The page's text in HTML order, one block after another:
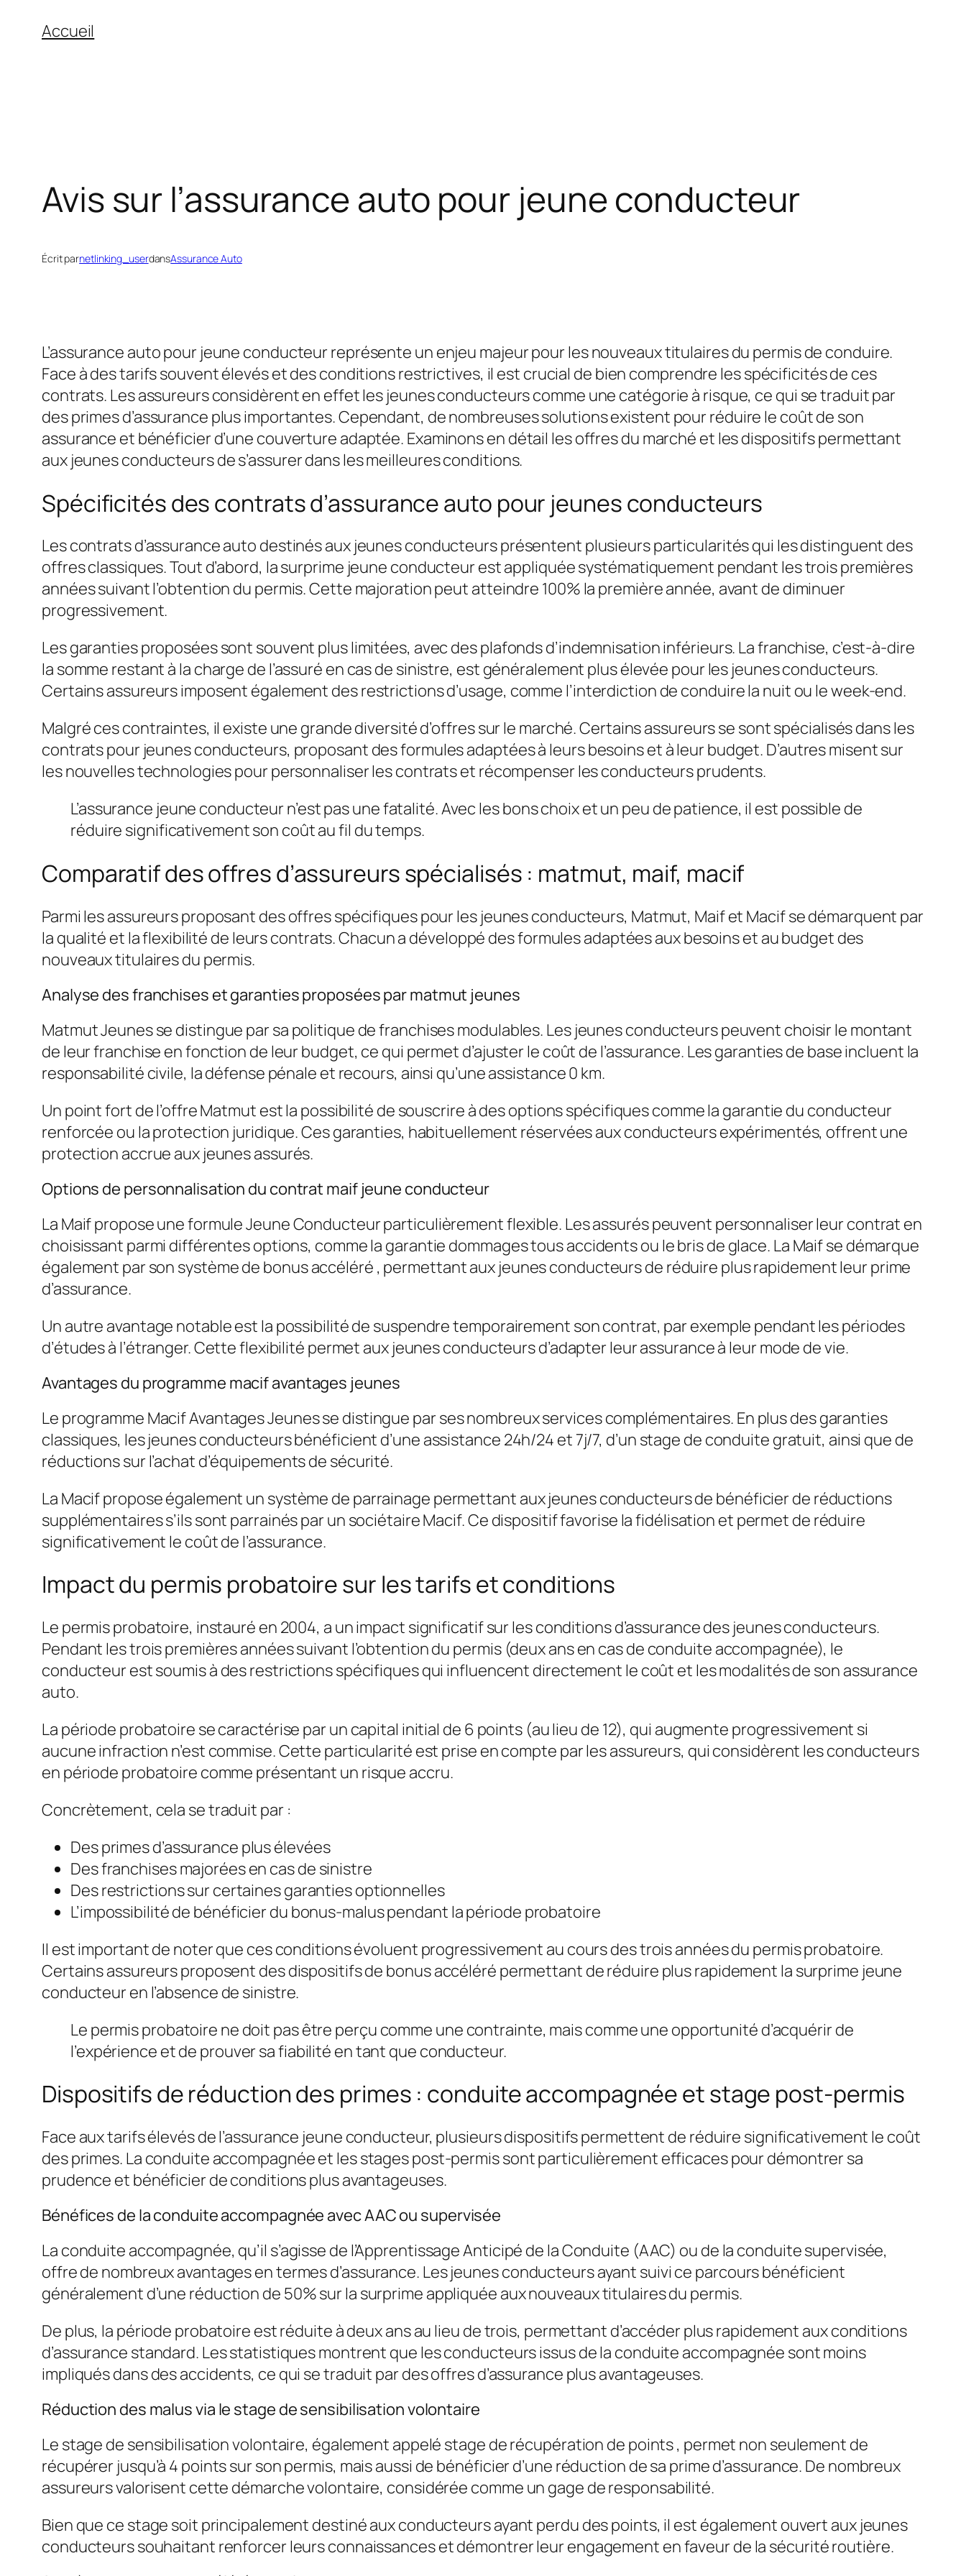
Accueil
Avis sur l’assurance auto pour jeune conducteur
Écrit parnetlinking_userdansAssurance Auto
L’assurance auto pour jeune conducteur représente un enjeu majeur pour les nouveaux titulaires du permis de conduire.
Face à des tarifs souvent élevés et des conditions restrictives, il est crucial de bien comprendre les spécificités de ces
contrats. Les assureurs considèrent en effet les jeunes conducteurs comme une catégorie à risque, ce qui se traduit par
des primes d’assurance plus importantes. Cependant, de nombreuses solutions existent pour réduire le coût de son
assurance et bénéficier d’une couverture adaptée. Examinons en détail les offres du marché et les dispositifs permettant
aux jeunes conducteurs de s’assurer dans les meilleures conditions.
Spécificités des contrats d’assurance auto pour jeunes conducteurs
Les contrats d’assurance auto destinés aux jeunes conducteurs présentent plusieurs particularités qui les distinguent des
offres classiques. Tout d’abord, lasurprime jeune conducteur est appliquée systématiquement pendant les trois premières
années suivant l’obtention du permis. Cette majoration peut atteindre 100% la première année, avant de diminuer
progressivement.
Les garanties proposées sont souvent plus limitées, avec des plafonds d’indemnisation inférieurs. La franchise, c’est-à-dire
la somme restant à la charge de l’assuré en cas de sinistre, est généralement plus élevée pour les jeunes conducteurs.
Certains assureurs imposent également des restrictions d’usage, comme l’interdiction de conduire la nuit ou le week-end.
Malgré ces contraintes, il existe une grande diversité d’offres sur le marché. Certains assureurs se sont spécialisés dans les
contrats pour jeunes conducteurs, proposant des formules adaptées à leurs besoins et à leur budget. D’autres misent sur
les nouvelles technologies pour personnaliser les contrats et récompenser les conducteurs prudents.
L’assurance jeune conducteur n’est pas une fatalité. Avec les bons choix et un peu de patience, il est possible de
réduire significativement son coût au fil du temps.
Comparatif des offres d’assureurs spécialisés : matmut, maif, macif
Parmi les assureurs proposant des offres spécifiques pour les jeunes conducteurs, Matmut, Maif et Macif se démarquent par
la qualité et la flexibilité de leurs contrats. Chacun a développé des formules adaptées aux besoins et au budget des
nouveaux titulaires du permis.
Analyse des franchises et garanties proposées par matmut jeunes
Matmut Jeunes se distingue par sa politique de franchises modulables. Les jeunes conducteurs peuvent choisir le montant
de leur franchise en fonction de leur budget, ce qui permet d’ajuster le coût de l’assurance. Les garanties de base incluent la
responsabilité civile, la défense pénale et recours, ainsi qu’une assistance 0 km.
Un point fort de l’offre Matmut est la possibilité de souscrire à des options spécifiques comme la garantie du conducteur
renforcée ou la protection juridique. Ces garanties, habituellement réservées aux conducteurs expérimentés, offrent une
protection accrue aux jeunes assurés.
Options de personnalisation du contrat maif jeune conducteur
La Maif propose une formule Jeune Conducteur particulièrement flexible. Les assurés peuvent personnaliser leur contrat en
choisissant parmi différentes options, comme la garantie dommages tous accidents ou le bris de glace. La Maif se démarque
également par son système de bonus accéléré , permettant aux jeunes conducteurs de réduire plus rapidement leur prime
d’assurance.
Un autre avantage notable est la possibilité de suspendre temporairement son contrat, par exemple pendant les périodes
d’études à l’étranger. Cette flexibilité permet aux jeunes conducteurs d’adapter leur assurance à leur mode de vie.
Avantages du programme macif avantages jeunes
Le programme Macif Avantages Jeunes se distingue par ses nombreux services complémentaires. En plus des garanties
classiques, les jeunes conducteurs bénéficient d’une assistance 24h/24 et 7j/7, d’un stage de conduite gratuit, ainsi que de
réductions sur l’achat d’équipements de sécurité.
La Macif propose également un système de parrainage permettant aux jeunes conducteurs de bénéficier de réductions
supplémentaires s’ils sont parrainés par un sociétaire Macif. Ce dispositif favorise la fidélisation et permet de réduire
significativement le coût de l’assurance.
Impact du permis probatoire sur les tarifs et conditions
Le permis probatoire, instauré en 2004, a un impact significatif sur les conditions d’assurance des jeunes conducteurs.
Pendant les trois premières années suivant l’obtention du permis (deux ans en cas de conduite accompagnée), le
conducteur est soumis à des restrictions spécifiques qui influencent directement le coût et les modalités de son assurance
auto.
La période probatoire se caractérise par un capital initial de 6 points (au lieu de 12), qui augmente progressivement si
aucune infraction n’est commise. Cette particularité est prise en compte par les assureurs, qui considèrent les conducteurs
en période probatoire comme présentant un risque accru.
Concrètement, cela se traduit par :
Des primes d’assurance plus élevées
Des franchises majorées en cas de sinistre
Des restrictions sur certaines garanties optionnelles
L’impossibilité de bénéficier du bonus-malus pendant la période probatoire
Il est important de noter que ces conditions évoluent progressivement au cours des trois années du permis probatoire.
Certains assureurs proposent des dispositifs de bonus accéléré permettant de réduire plus rapidement la surprime jeune
conducteur en l’absence de sinistre.
Le permis probatoire ne doit pas être perçu comme une contrainte, mais comme une opportunité d’acquérir de
l’expérience et de prouver sa fiabilité en tant que conducteur.
Dispositifs de réduction des primes : conduite accompagnée et stage post-permis
Face aux tarifs élevés de l’assurance jeune conducteur, plusieurs dispositifs permettent de réduire significativement le coût
des primes. La conduite accompagnée et les stages post-permis sont particulièrement efficaces pour démontrer sa
prudence et bénéficier de conditions plus avantageuses.
Bénéfices de la conduite accompagnée avec AAC ou supervisée
La conduite accompagnée, qu’il s’agisse de l’Apprentissage Anticipé de la Conduite (AAC) ou de la conduite supervisée,
offre de nombreux avantages en termes d’assurance. Les jeunes conducteurs ayant suivi ce parcours bénéficient
généralement d’une réduction de 50% sur la surprime appliquée aux nouveaux titulaires du permis.
De plus, la période probatoire est réduite à deux ans au lieu de trois, permettant d’accéder plus rapidement aux conditions
d’assurance standard. Les statistiques montrent que les conducteurs issus de la conduite accompagnée sont moins
impliqués dans des accidents, ce qui se traduit par des offres d’assurance plus avantageuses.
Réduction des malus via le stage de sensibilisation volontaire
Le stage de sensibilisation volontaire, également appelé stage de récupération de points, permet non seulement de
récupérer jusqu’à 4 points sur son permis, mais aussi de bénéficier d’une réduction de sa prime d’assurance. De nombreux
assureurs valorisent cette démarche volontaire, considérée comme un gage de responsabilité.
Bien que ce stage soit principalement destiné aux conducteurs ayant perdu des points, il est également ouvert aux jeunes
conducteurs souhaitant renforcer leurs connaissances et démontrer leur engagement en faveur de la sécurité routière.